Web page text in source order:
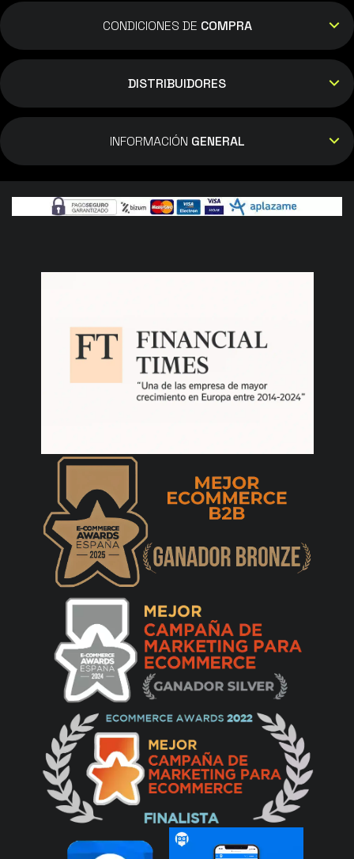
CONDICIONES DE COMPRA
DISTRIBUIDORES
INFORMACIÓN GENERAL